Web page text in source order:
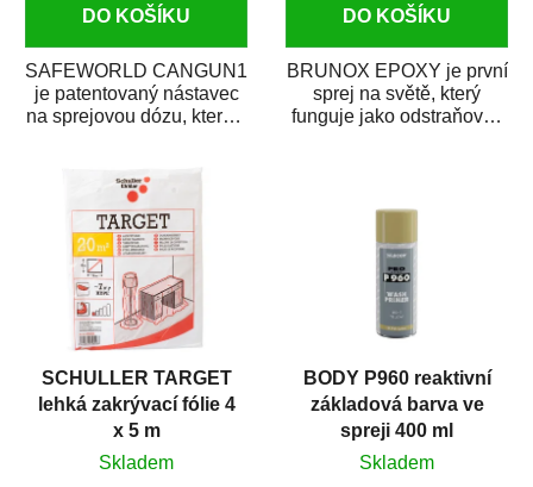
DO KOŠÍKU
SAFEWORLD CANGUN1
je patentovaný nástavec
na sprejovou dózu, který ji
DO KOŠÍKU
BRUNOX EPOXY je první
sprej na světě, který
funguje jako odstraňovač
SCHULLER TARGET
lehká zakrývací fólie 4
x 5 m
Skladem
BODY P960 reaktivní
základová barva ve
spreji 400 ml
Skladem